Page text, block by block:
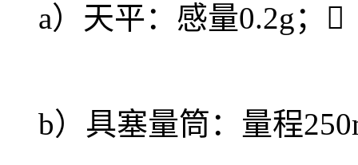
a）天平：感量0.2g；
b）具塞量筒：量程